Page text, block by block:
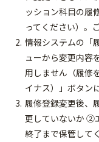
ッション科目の履
ってください）。
情報システムの
ューから変更内容
用しません（履修
イナス）」ボタン
履修登録変更後、
更していないか ②
終了まで保管して